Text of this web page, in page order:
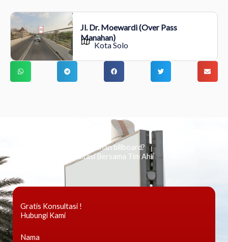
Jl. Dr. Moewardi (Over Pass
Manahan)
Kota Solo
Ingin tahu tentang periklanan billboard?
Kami Berikan Konsultasi Bersama Tim Ahli
Gratis Konsultasi !
Hubungi Kami
Nama